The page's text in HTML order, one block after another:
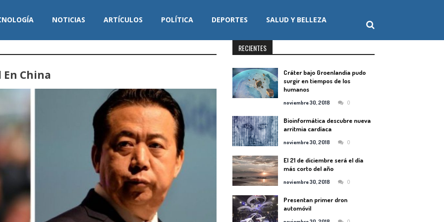
NOTICIAS ARTÍCULOS POLÍTICA DEPORTES SALUD Y BELLEZA
China
RECIENTES
Cráter bajo Groenlandia pudo
surgir en tiempos de los
humanos
noviembre 30, 2018 0
Bioinformática descubre nueva
arritmia cardíaca
noviembre 30, 2018 0
El 21 de diciembre será el día
más corto del año
noviembre 30, 2018 0
Presentan primer dron
automóvil